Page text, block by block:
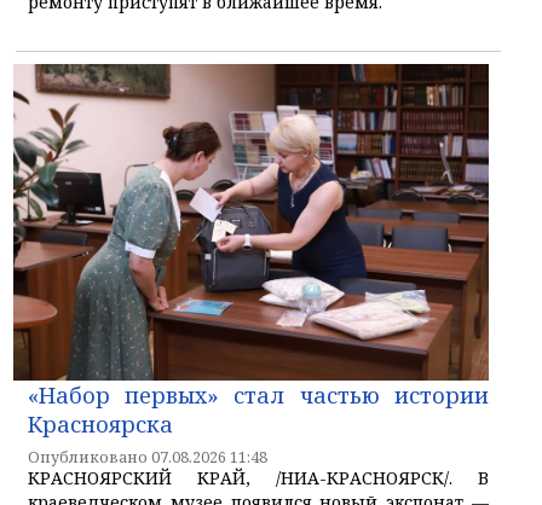
«Набор первых» стал частью истории
Красноярска
Опубликовано 07.08.2026 11:48
КРАСНОЯРСКИЙ КРАЙ, /НИА-КРАСНОЯРСК/. В